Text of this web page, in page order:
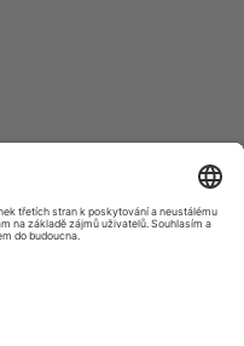
dohodě termínu.